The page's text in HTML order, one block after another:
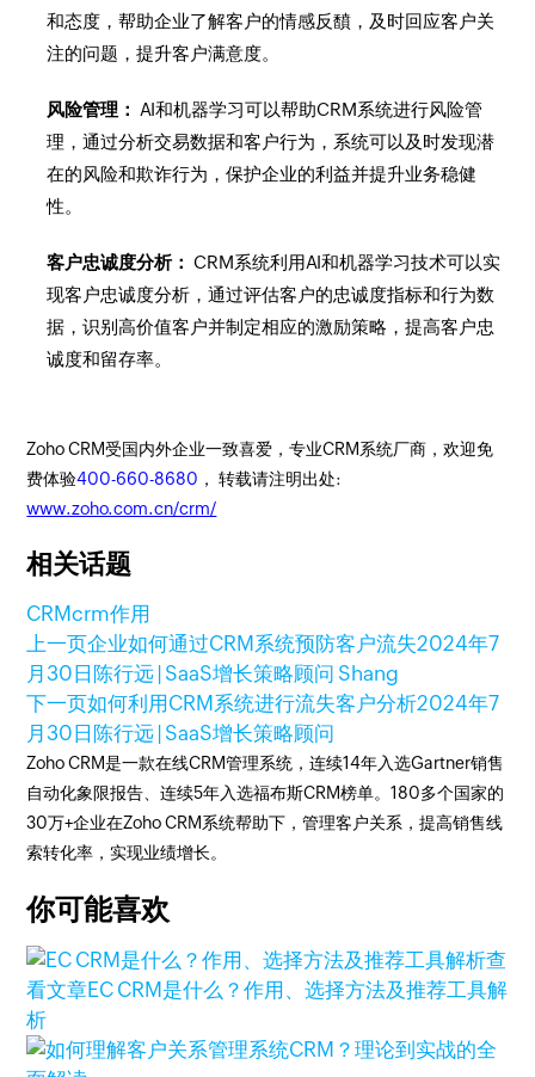
和态度，帮助企业了解客户的情感反馩，及时回应客户关
注的问题，提升客户满意度。
风险管理： AI和机器学习可以帮助CRM系统进行风险管
理，通过分析交易数据和客户行为，系统可以及时发现潜
在的风险和欺诈行为，保护企业的利益并提升业务稳健
性。
客户忠诚度分析： CRM系统利用AI和机器学习技术可以实
现客户忠诚度分析，通过评估客户的忠诚度指标和行为数
据，识别高价值客户并制定相应的激励策略，提高客户忠
诚度和留存率。
Zoho CRM受国内外企业一致喜爱，专业CRM系统厂商，欢迎免
费体验400-660-8680 ， 转载请注明出处:
www.zoho.com.cn/crm/
相关话题
CRMcrm作用
上一页企业如何通过CRM系统预防客户流失2024年7
月30日 陈行远 | SaaS增长策略顾问 Shang
下一页如何利用CRM系统进行流失客户分析2024年7
月30日 陈行远 | SaaS增长策略顾问
Zoho CRM是一款在线CRM管理系统，连续14年入选Gartner销售
自动化象限报告、连续5年入选福布斯CRM榜单。180多个国家的
30万+企业在Zoho CRM系统帮助下，管理客户关系，提高销售线
索转化率，实现业绩增长。
你可能喜欢
查
看文章EC CRM是什么？作用、选择方法及推荐工具解
析